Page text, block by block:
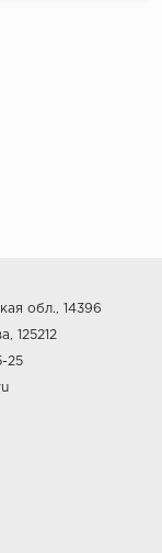
обл., 14396
125212
25